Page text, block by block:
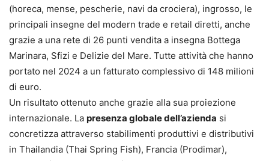
(horeca, mense, pescherie, navi da crociera), ingrosso, le
principali insegne del modern trade e retail diretti, anche
grazie a una rete di 26 punti vendita a insegna Bottega
Marinara, Sfizi e Delizie del Mare. Tutte attività che hanno
portato nel 2024 a un fatturato complessivo di 148 milioni
di euro.
Un risultato ottenuto anche grazie alla sua proiezione
internazionale. La presenza globale dell’azienda si
concretizza attraverso stabilimenti produttivi e distributivi
in Thailandia (Thai Spring Fish), Francia (Prodimar),